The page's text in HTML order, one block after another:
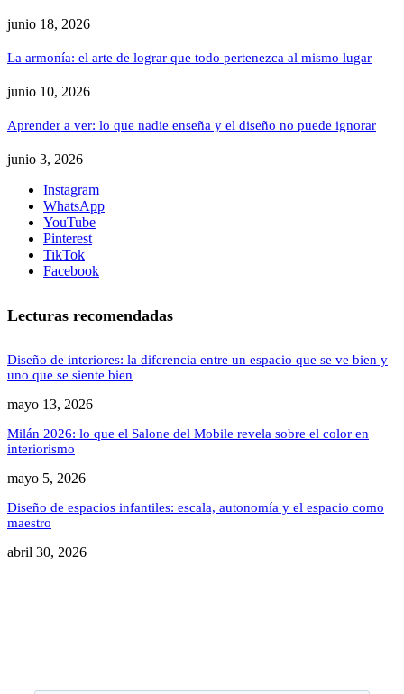
junio 18, 2026
La armonía: el arte de lograr que todo pertenezca al mismo lugar
junio 10, 2026
Aprender a ver: lo que nadie enseña y el diseño no puede ignorar
junio 3, 2026
Instagram
WhatsApp
YouTube
Pinterest
TikTok
Facebook
Lecturas recomendadas
Diseño de interiores: la diferencia entre un espacio que se ve bien y
uno que se siente bien
mayo 13, 2026
Milán 2026: lo que el Salone del Mobile revela sobre el color en
interiorismo
mayo 5, 2026
Diseño de espacios infantiles: escala, autonomía y el espacio como
maestro
abril 30, 2026